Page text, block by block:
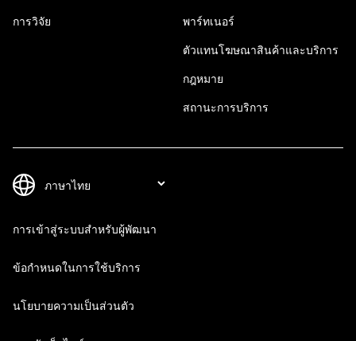
การวิจัย พาร์ทเนอร์
ตัวแทนโฆษณาสินค้าและบริการ
กฎหมาย
สถานะการบริการ
การเข้าสู่ระบบสำหรับผู้พัฒนา
ข้อกำหนดในการใช้บริการ
นโยบายความเป็นส่วนตัว